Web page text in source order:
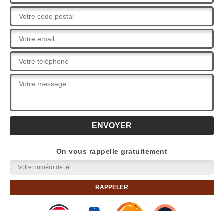
On vous rappelle gratuitement